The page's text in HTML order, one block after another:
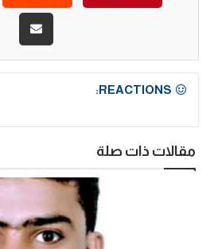
REACTIONS:
مقالات ذات صلة